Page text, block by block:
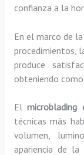
confianza a la
En el marco de
procedimientos,
produce
obteniendo
El
técnicas más
volumen,
apariencia de